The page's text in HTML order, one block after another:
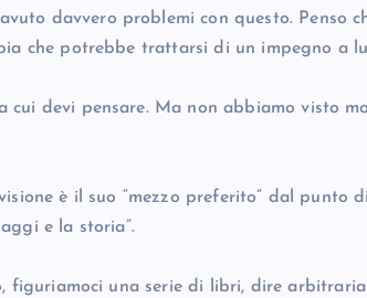
davvero problemi con questo. Penso
che potrebbe trattarsi di un impegno a
cui devi pensare. Ma non abbiamo visto
è il suo “mezzo preferito” dal punto
e la storia”.
figuriamoci una serie di libri, dire